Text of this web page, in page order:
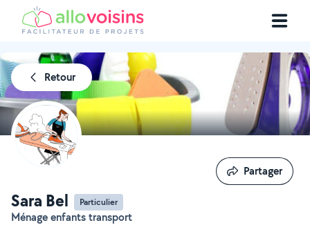
Retour
Sara Bel Particulier
Ménage enfants transport
Partager
Partager